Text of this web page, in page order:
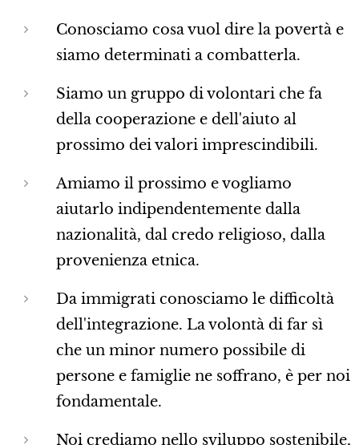
Conosciamo cosa vuol dire la povertà e
siamo determinati a combatterla.
Siamo un gruppo di volontari che fa
della cooperazione e dell'aiuto al
prossimo dei valori imprescindibili.
Amiamo il prossimo e vogliamo
aiutarlo indipendentemente dalla
nazionalità, dal credo religioso, dalla
provenienza etnica.
Da immigrati conosciamo le difficoltà
dell'integrazione. La volontà di far sì
che un minor numero possibile di
persone e famiglie ne soffrano, è per noi
fondamentale.
Noi crediamo nello sviluppo sostenibile,